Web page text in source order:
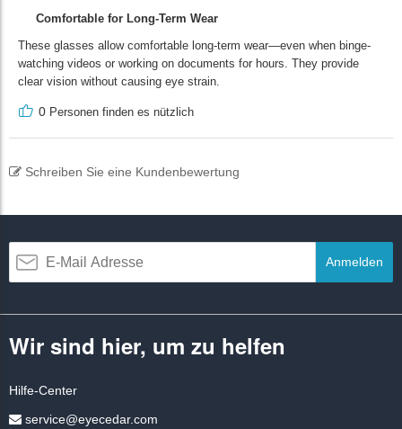
Comfortable for Long-Term Wear
These glasses allow comfortable long-term wear—even when binge-
watching videos or working on documents for hours. They provide
clear vision without causing eye strain.
0 Personen finden es nützlich
Schreiben Sie eine Kundenbewertung
Anmelden
Wir sind hier, um zu helfen
Hilfe-Center
service@eyecedar.com